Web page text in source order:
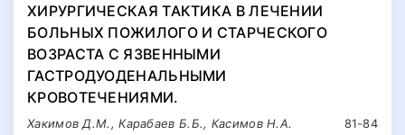
ХИРУРГИЧЕСКАЯ ТАКТИКА В ЛЕЧЕНИИ
БОЛЬНЫХ ПОЖИЛОГО И СТАРЧЕСКОГО
ВОЗРАСТА С ЯЗВЕННЫМИ
ГАСТРОДУОДЕНАЛЬНЫМИ
КРОВОТЕЧЕНИЯМИ.
81-84
Хакимов Д.М., Карабаев Б.Б., Касимов Н.А.